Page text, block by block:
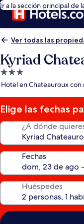
Ir a la sección principal de
Ver todas las
Kyriad
Propiedad
de
estrellas
Hotel en Chateauroux
Elige las fechas
¿A dónde
Fechas
Huéspedes